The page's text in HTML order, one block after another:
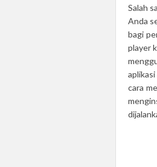
Salah
Anda
bagi
player
cara